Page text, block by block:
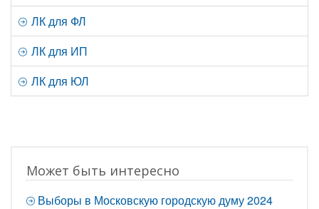
ЛК для ФЛ
ЛК для ИП
ЛК для ЮЛ
Может быть интересно
Выборы в Московскую городскую думу 2024